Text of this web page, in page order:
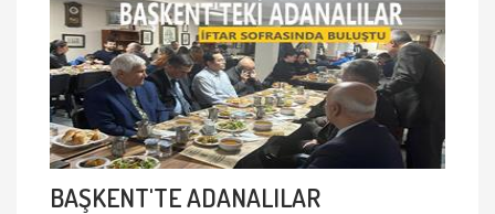
BAŞKENT'TE ADANALILAR